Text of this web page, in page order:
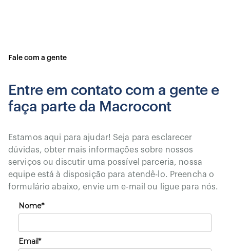
Fale com a gente
Entre em contato com a gente e
faça parte da Macrocont
Estamos aqui para ajudar! Seja para esclarecer
dúvidas, obter mais informações sobre nossos
serviços ou discutir uma possível parceria, nossa
equipe está à disposição para atendê-lo. Preencha o
formulário abaixo, envie um e-mail ou ligue para nós.
Nome*
Email*